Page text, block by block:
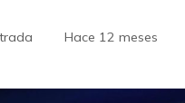
Hace 12 meses